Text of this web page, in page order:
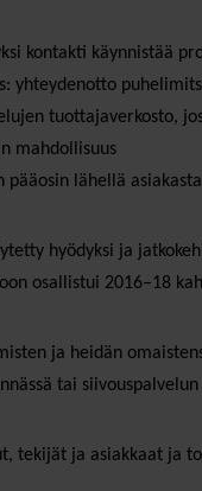
kontakti käynnistää
yhteydenotto
tuottajaverkosto,
mahdollisuus
pääosin lähellä asiakasta
hyödyksi ja
osallistui 2016–18
ja heidän
tai
tekijät ja asiakkaat ja